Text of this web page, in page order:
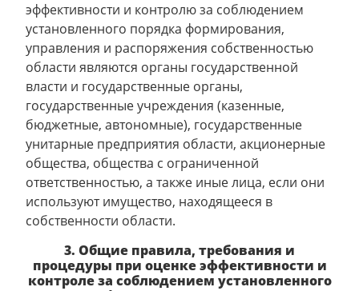
эффективности и контролю за соблюдением
установленного порядка формирования,
управления и распоряжения собственностью
области являются органы государственной
власти и государственные органы,
государственные учреждения (казенные,
бюджетные, автономные), государственные
унитарные предприятия области, акционерные
общества, общества с ограниченной
ответственностью, а также иные лица, если они
используют имущество, находящееся в
собственности области.
3. Общие правила, требования и
процедуры при оценке эффективности и
контроле за соблюдением установленного